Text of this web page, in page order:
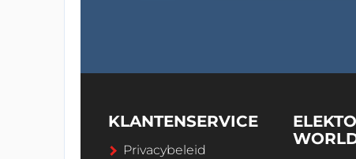
KLANTENSERVICE
Privacybeleid